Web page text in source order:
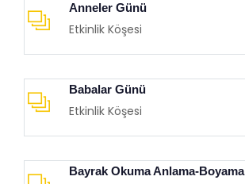
Anneler Günü
Etkinlik Köşesi
Babalar Günü
Etkinlik Köşesi
Bayrak Okuma Anlama-Boyama